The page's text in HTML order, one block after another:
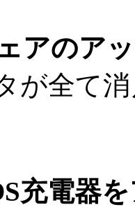
アのア
全て消
充電器